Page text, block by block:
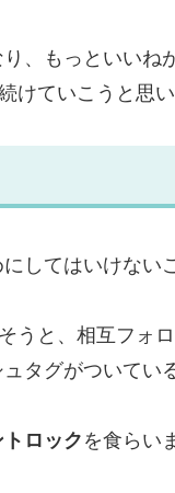
、もっといい
けていこうと思い
してはいけない
うと、相互フォ
タグがついてい
ロックを食らい